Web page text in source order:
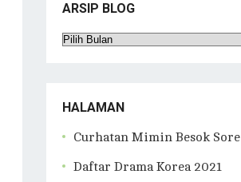
ARSIP BLOG
Arsip
HALAMAN
Curhatan Mimin Besok Sore
Daftar Drama Korea 2021